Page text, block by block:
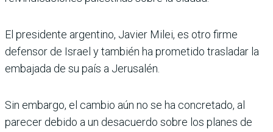
El presidente argentino, Javier Milei, es otro firme
defensor de Israel y también ha prometido trasladar la
embajada de su país a Jerusalén.
Sin embargo, el cambio aún no se ha concretado, al
parecer debido a un desacuerdo sobre los planes de